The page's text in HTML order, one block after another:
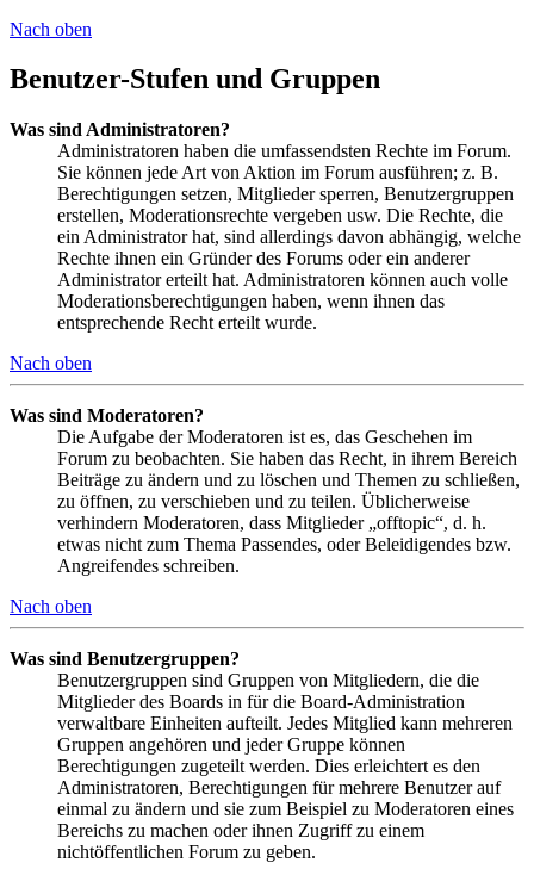
Nach oben
Benutzer-Stufen und Gruppen
Was sind Administratoren?
Administratoren haben die umfassendsten Rechte im Forum.
Sie können jede Art von Aktion im Forum ausführen; z. B.
Berechtigungen setzen, Mitglieder sperren, Benutzergruppen
erstellen, Moderationsrechte vergeben usw. Die Rechte, die
ein Administrator hat, sind allerdings davon abhängig, welche
Rechte ihnen ein Gründer des Forums oder ein anderer
Administrator erteilt hat. Administratoren können auch volle
Moderationsberechtigungen haben, wenn ihnen das
entsprechende Recht erteilt wurde.
Nach oben
Was sind Moderatoren?
Die Aufgabe der Moderatoren ist es, das Geschehen im
Forum zu beobachten. Sie haben das Recht, in ihrem Bereich
Beiträge zu ändern und zu löschen und Themen zu schließen,
zu öffnen, zu verschieben und zu teilen. Üblicherweise
verhindern Moderatoren, dass Mitglieder „offtopic“, d. h.
etwas nicht zum Thema Passendes, oder Beleidigendes bzw.
Angreifendes schreiben.
Nach oben
Was sind Benutzergruppen?
Benutzergruppen sind Gruppen von Mitgliedern, die die
Mitglieder des Boards in für die Board-Administration
verwaltbare Einheiten aufteilt. Jedes Mitglied kann mehreren
Gruppen angehören und jeder Gruppe können
Berechtigungen zugeteilt werden. Dies erleichtert es den
Administratoren, Berechtigungen für mehrere Benutzer auf
einmal zu ändern und sie zum Beispiel zu Moderatoren eines
Bereichs zu machen oder ihnen Zugriff zu einem
nichtöffentlichen Forum zu geben.